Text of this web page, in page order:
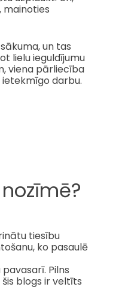
mainoties
un tas
lielu ieguldījumu
viena pārliecība
darbu.
tiesību
ko pasaulē
Pilns
blogs ir veltīts